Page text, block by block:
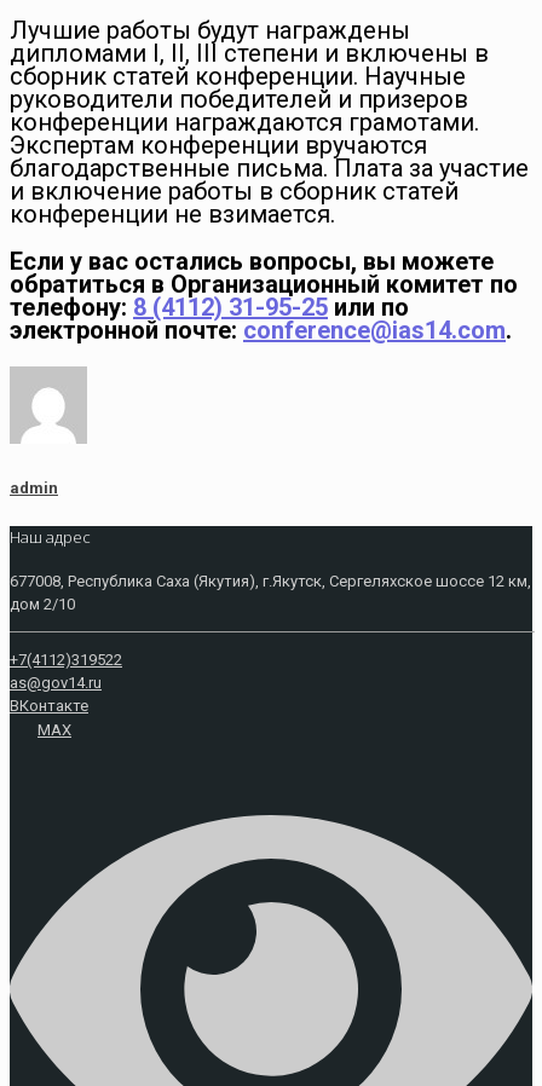
Лучшие работы будут награждены
дипломами I, II, III степени и включены в
сборник статей конференции. Научные
руководители победителей и призеров
конференции награждаются грамотами.
Экспертам конференции вручаются
благодарственные письма. Плата за участие
и включение работы в сборник статей
конференции не взимается.
Если у вас остались вопросы, вы можете
обратиться в Организационный комитет по
телефону: 8 (4112) 31-95-25 или по
электронной почте: conference@ias14.com.
admin
Наш адрес
677008, Республика Саха (Якутия), г.Якутск, Сергеляхское шоссе 12 км,
дом 2/10
+7(4112)319522
as@gov14.ru
ВКонтакте
MAX